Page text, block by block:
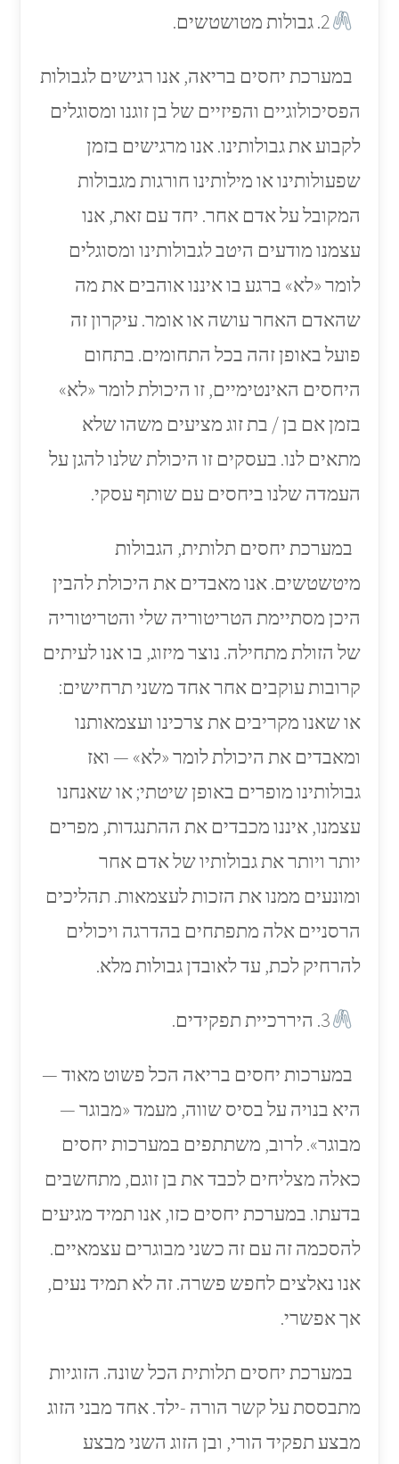
2. גבולות מטושטשים.
במערכת יחסים בריאה, אנו רגישים לגבולות
הפסיכולוגיים והפיזיים של בן זוגנו ומסוגלים
לקבוע את גבולותינו. אנו מרגישים בזמן
שפעולותינו או מילותינו חורגות מגבולות
המקובל על אדם אחר. יחד עם זאת, אנו
עצמנו מודעים היטב לגבולותינו ומסוגלים
לומר «לא» ברגע בו איננו אוהבים את מה
שהאדם האחר עושה או אומר. עיקרון זה
פועל באופן זהה בכל התחומים. בתחום
היחסים האינטימיים, זו היכולת לומר «לא»
בזמן אם בן / בת זוג מציעים משהו שלא
מתאים לנו. בעסקים זו היכולת שלנו להגן על
העמדה שלנו ביחסים עם שותף עסקי.
במערכת יחסים תלותית, הגבולות
מיטשטשים. אנו מאבדים את היכולת להבין
היכן מסתיימת הטריטוריה שלי והטריטוריה
של הזולת מתחילה. נוצר מיזוג, בו אנו לעיתים
קרובות עוקבים אחר אחד משני תרחישים:
או שאנו מקריבים את צרכינו ועצמאותנו
ומאבדים את היכולת לומר «לא» — ואז
גבולותינו מופרים באופן שיטתי; או שאנחנו
עצמנו, איננו מכבדים את ההתנגדות, מפרים
יותר ויותר את גבולותיו של אדם אחר
ומונעים ממנו את הזכות לעצמאות. תהליכים
הרסניים אלה מתפתחים בהדרגה ויכולים
להרחיק לכת, עד לאובדן גבולות מלא.
3. היררכיית תפקידים.
במערכות יחסים בריאה הכל פשוט מאוד —
היא בנויה על בסיס שווה, מעמד «מבוגר —
מבוגר». לרוב, משתתפים במערכות יחסים
כאלה מצליחים לכבד את בן זוגם, מתחשבים
בדעתו. במערכת יחסים כזו, אנו תמיד מגיעים
להסכמה זה עם זה כשני מבוגרים עצמאיים.
אנו נאלצים לחפש פשרה. זה לא תמיד נעים,
אך אפשרי.
במערכת יחסים תלותית הכל שונה. הזוגיות
מתבססת על קשר הורה -ילד. אחד מבני הזוג
מבצע תפקיד הורי, ובן הזוג השני מבצע